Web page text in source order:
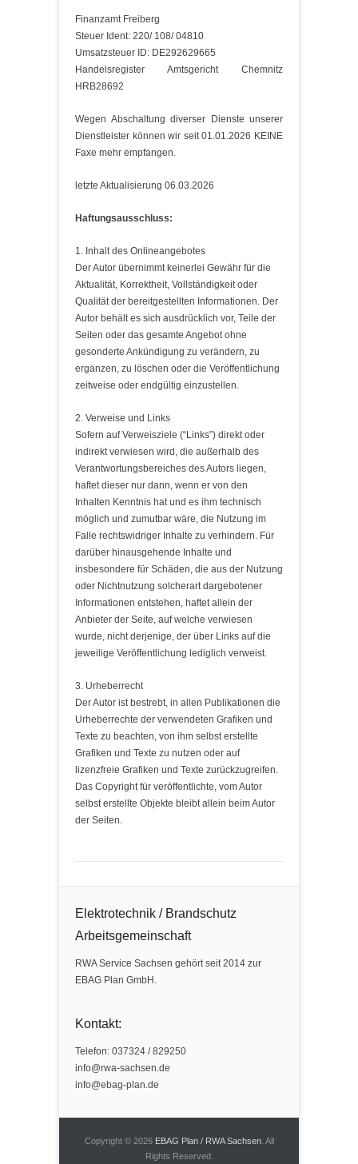
Finanzamt Freiberg
Steuer Ident: 220/ 108/ 04810
Umsatzsteuer ID: DE292629665
Handelsregister Amtsgericht Chemnitz
HRB28692
Wegen Abschaltung diverser Dienste unserer
Dienstleister können wir seit 01.01.2026 KEINE
Faxe mehr empfangen.
letzte Aktualisierung 06.03.2026
Haftungsausschluss:
1. Inhalt des Onlineangebotes
Der Autor übernimmt keinerlei Gewähr für die
Aktualität, Korrektheit, Vollständigkeit oder
Qualität der bereitgestellten Informationen. Der
Autor behält es sich ausdrücklich vor, Teile der
Seiten oder das gesamte Angebot ohne
gesonderte Ankündigung zu verändern, zu
ergänzen, zu löschen oder die Veröffentlichung
zeitweise oder endgültig einzustellen.
2. Verweise und Links
Sofern auf Verweisziele (“Links”) direkt oder
indirekt verwiesen wird, die außerhalb des
Verantwortungsbereiches des Autors liegen,
haftet dieser nur dann, wenn er von den
Inhalten Kenntnis hat und es ihm technisch
möglich und zumutbar wäre, die Nutzung im
Falle rechtswidriger Inhalte zu verhindern. Für
darüber hinausgehende Inhalte und
insbesondere für Schäden, die aus der Nutzung
oder Nichtnutzung solcherart dargebotener
Informationen entstehen, haftet allein der
Anbieter der Seite, auf welche verwiesen
wurde, nicht derjenige, der über Links auf die
jeweilige Veröffentlichung lediglich verweist.
3. Urheberrecht
Der Autor ist bestrebt, in allen Publikationen die
Urheberrechte der verwendeten Grafiken und
Texte zu beachten, von ihm selbst erstellte
Grafiken und Texte zu nutzen oder auf
lizenzfreie Grafiken und Texte zurückzugreifen.
Das Copyright für veröffentlichte, vom Autor
selbst erstellte Objekte bleibt allein beim Autor
der Seiten.
Elektrotechnik / Brandschutz
Arbeitsgemeinschaft
RWA Service Sachsen gehört seit 2014 zur
EBAG Plan GmbH.
Kontakt:
Telefon: 037324 / 829250
info@rwa-sachsen.de
info@ebag-plan.de
Copyright © 2026 EBAG Plan / RWA Sachsen. All
Rights Reserved.